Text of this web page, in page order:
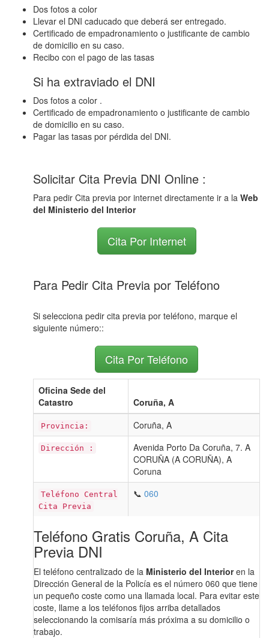
Dos fotos a color
Llevar el DNI caducado que deberá ser entregado.
Certificado de empadronamiento o justificante de cambio
de domicilio en su caso.
Recibo con el pago de las tasas
Si ha extraviado el DNI
Dos fotos a color .
Certificado de empadronamiento o justificante de cambio
de domicilio en su caso.
Pagar las tasas por pérdida del DNI.
Solicitar Cita Previa DNI Online :
Para pedir Cita previa por internet directamente ir a la Web
del Ministerio del Interior
Cita Por Internet
Para Pedir Cita Previa por Teléfono
Si selecciona pedir cita previa por teléfono, marque el
siguiente número::
Cita Por Teléfono
Oficina Sede del
Catastro
Coruña, A
Provincia: Coruña, A
Dirección :
Avenida Porto Da Coruña, 7. A
CORUÑA (A CORUÑA), A
Coruna
Teléfono Central
Cita Previa
📞 060
Teléfono Gratis Coruña, A Cita
Previa DNI
El teléfono centralizado de la Ministerio del Interioren la
Dirección General de la Policía es el número 060 que tiene
un pequeño coste como una llamada local. Para evitar este
coste, llame a los teléfonos fijos arriba detallados
seleccionando la comisaría más próxima a su domicilio o
trabajo.